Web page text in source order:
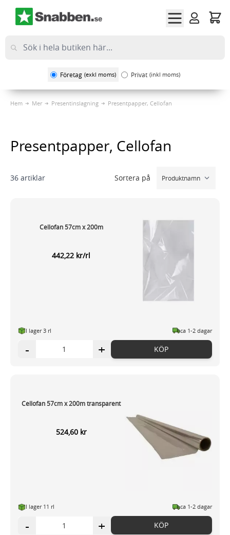
Företag (exkl moms) Privat (inkl moms)
Hem Mer Presentinslagning Presentpapper, Cellofan
Presentpapper, Cellofan
36 artiklar Sortera på
Cellofan 57cm x 200m
442,22 kr/rl
I lager 3 rl ca 1-2 dagar
- + KÖP
Cellofan 57cm x 200m transparent
524,60 kr
I lager 11 rl ca 1-2 dagar
- + KÖP